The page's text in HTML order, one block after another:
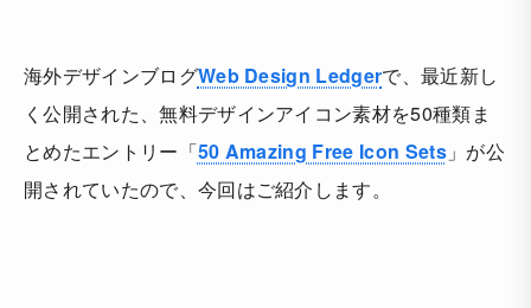
海外デザインブログWeb Design Ledgerで、最近新し
く公開された、無料デザインアイコン素材を50種類ま
とめたエントリー「50 Amazing Free Icon Sets」が公
開されていたので、今回はご紹介します。